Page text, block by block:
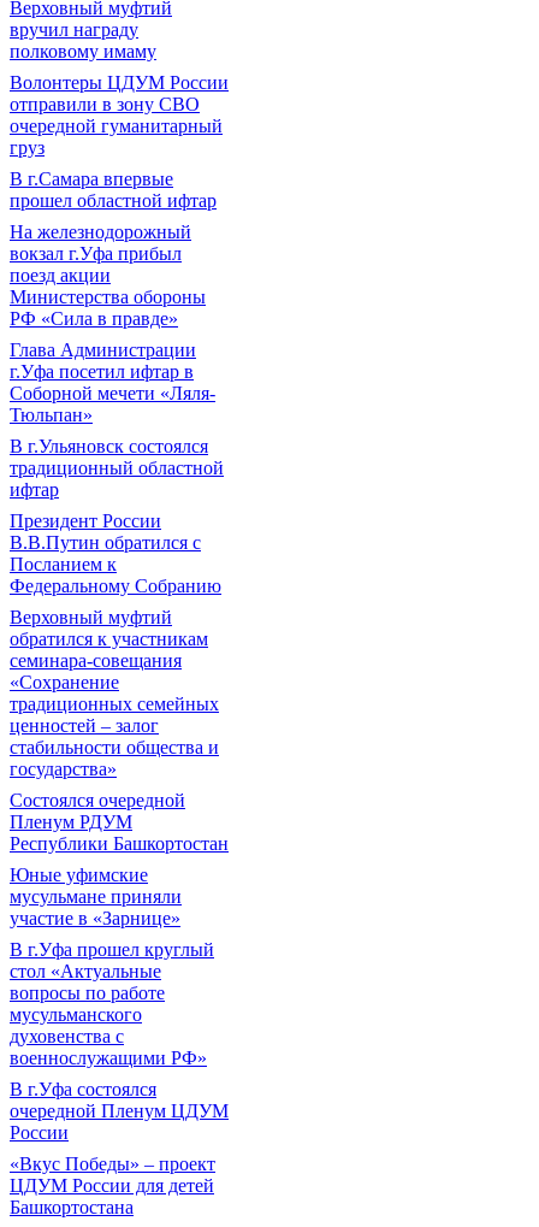
Верховный муфтий
вручил награду
полковому имаму
Волонтеры ЦДУМ России
отправили в зону СВО
очередной гуманитарный
груз
В г.Самара впервые
прошел областной ифтар
На железнодорожный
вокзал г.Уфа прибыл
поезд акции
Министерства обороны
РФ «Сила в правде»
Глава Администрации
г.Уфа посетил ифтар в
Соборной мечети «Ляля-
Тюльпан»
В г.Ульяновск состоялся
традиционный областной
ифтар
Президент России
В.В.Путин обратился с
Посланием к
Федеральному Собранию
Верховный муфтий
обратился к участникам
семинара-совещания
«Сохранение
традиционных семейных
ценностей – залог
стабильности общества и
государства»
Состоялся очередной
Пленум РДУМ
Республики Башкортостан
Юные уфимские
мусульмане приняли
участие в «Зарнице»
В г.Уфа прошел круглый
стол «Актуальные
вопросы по работе
мусульманского
духовенства с
военнослужащими РФ»
В г.Уфа состоялся
очередной Пленум ЦДУМ
России
«Вкус Победы» – проект
ЦДУМ России для детей
Башкортостана